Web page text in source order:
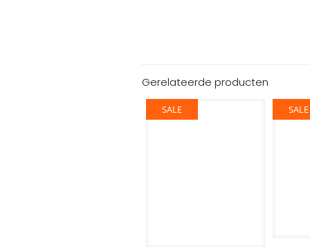
Gerelateerde producten
SALE SALE